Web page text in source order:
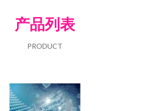
产品列表
PRODUCT